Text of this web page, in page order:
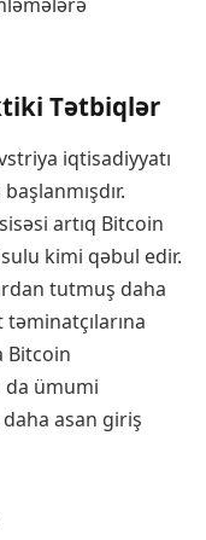
Tətbiqlər
iqtisadiyyatı
artıq Bitcoin
kimi qəbul edir.
tutmuş daha
Bitcoin
da ümumi
asan giriş